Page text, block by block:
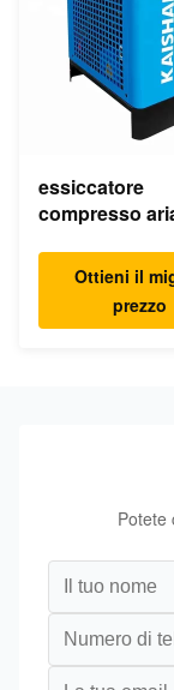
essiccatore
compresso
industriale
220v
Ottieni il
prezzo
Potete